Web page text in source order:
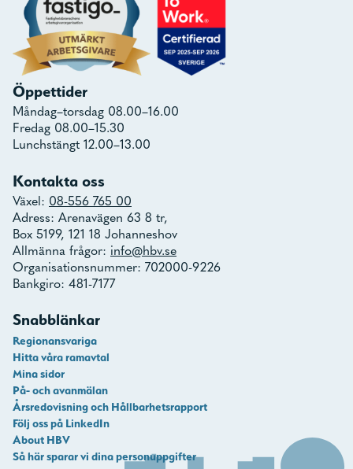
Öppettider
Måndag–torsdag 08.00–16.00
Fredag 08.00–15.30
Lunchstängt 12.00–13.00
Kontakta oss
Växel: 08-556 765 00
Adress: Arenavägen 63 8 tr,
Box 5199, 121 18 Johanneshov
Allmänna frågor: info@hbv.se
Organisationsnummer: 702000-9226
Bankgiro: 481-7177
Snabblänkar
Regionansvariga
Hitta våra ramavtal
Mina sidor
På- och avanmälan
Årsredovisning och Hållbarhetsrapport
Följ oss på LinkedIn
About HBV
Så här sparar vi dina personuppgifter